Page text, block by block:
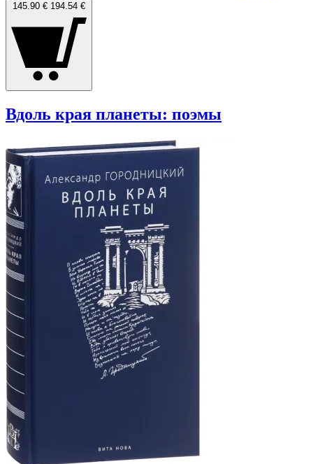
145.90 € 194.54 €
Вдоль края планеты: поэмы